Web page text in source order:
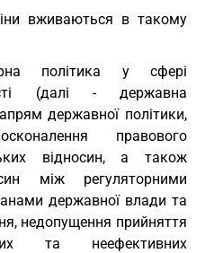
вживаються в такому
політика у сфері
(далі - державна
державної політики,
правового
відносин, а також
між регуляторними
державної влади та
недопущення прийняття
та неефективних